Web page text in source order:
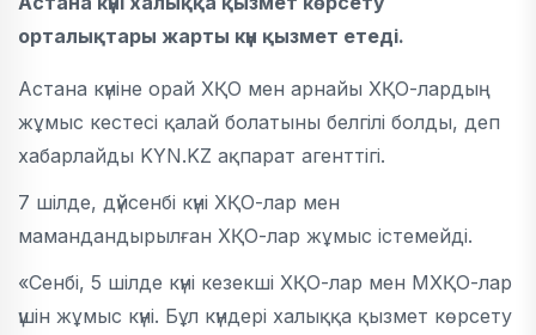
орталықтары жарты күн қызмет етеді.
Астана күніне орай ХҚО мен арнайы ХҚО-лардың
жұмыс кестесі қалай болатыны белгілі болды, деп
хабарлайды KYN.KZ ақпарат агенттігі.
7 шілде, дүйсенбі күні ХҚО-лар мен
мамандандырылған ХҚО-лар жұмыс істемейді.
«Сенбі, 5 шілде күні кезекші ХҚО-лар мен МХҚО-лар
үшін жұмыс күні. Бұл күндері халыққа қызмет көрсету